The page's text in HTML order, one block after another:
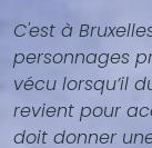
C'est à
personnages
vécu lorsqu’il
revient pour
doit donner